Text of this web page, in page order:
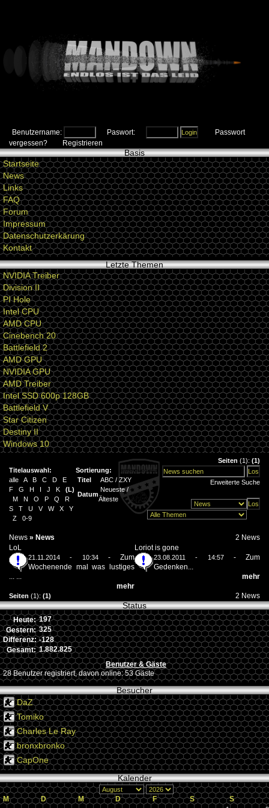
Benutzername: Paswort:
Passwort
vergessen?
Registrieren
Basis
Startseite
News
Links
FAQ
Forum
Impressum
Datenschutzerkärung
Kontakt
Letzte Themen
NVIDIA Treiber
Division II
PI Hole
Intel CPU
AMD CPU
Cinebench 20
Battlefield 2
AMD GPU
NVIDIA GPU
AMD Treiber
Intel SSD 600p 128GB
Battlefield V
Star Citizen
Destiny II
Windows 10
Seiten (1): (1)
Titelauswahl:
alle
A B C D
E
F
G H I J K (L)
M
N O P Q
R
S
T U V W X
Y
Z
0-9
Sortierung:
Titel
ABC / ZXY
Datum
Neueste/
Älteste
Erweiterte Suche
News » News
2 News
LoL
21.11.2014 - 10:34- Zum
Wochenende mal was lustiges
... ...
mehr
Loriot is gone
23.08.2011 - 14:57- Zum
Gedenken...
mehr
Seiten (1): (1) 2 News
Status
Heute: 197
Gestern: 325
Differenz: -128
Gesamt: 1.882.825
Benutzer & Gäste
28 Benutzer registriert, davon online: 53 Gäste
Besucher
DaZ
Tomiko
Charles Le Ray
bronxbronko
CapOne
Kalender
M D M D F S S